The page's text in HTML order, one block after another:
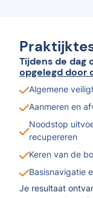
Tijdens de dag
opgelegd door
Algemene
Aanmeren en
Noodstop
recupereren
Keren van de
Basisnavigatie
Je resultaat